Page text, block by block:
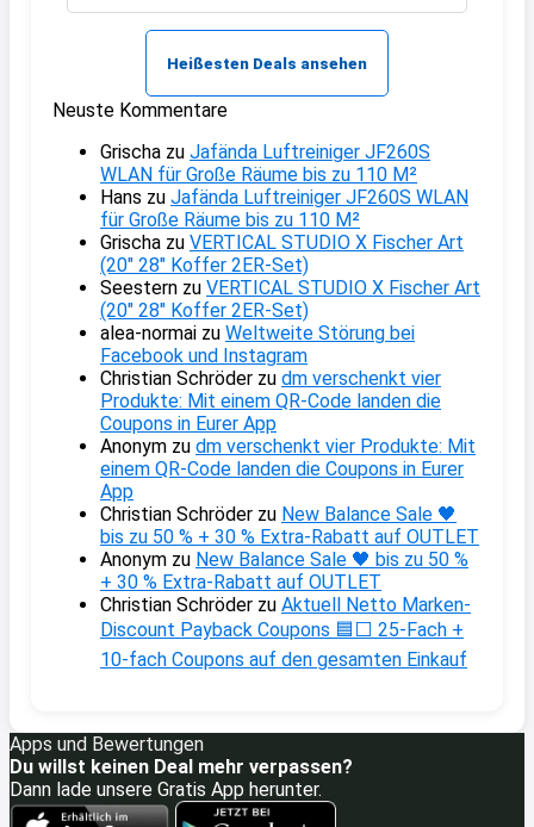
Heißesten Deals ansehen
Neuste Kommentare
Grischa zu Jafända Luftreiniger JF260S
WLAN für Große Räume bis zu 110 M²
Hans zu Jafända Luftreiniger JF260S WLAN
für Große Räume bis zu 110 M²
Grischa zu VERTICAL STUDIO X Fischer Art
(20″ 28″ Koffer 2ER-Set)
Seestern zu VERTICAL STUDIO X Fischer Art
(20″ 28″ Koffer 2ER-Set)
alea-normai zu Weltweite Störung bei
Facebook und Instagram
Christian Schröder zu dm verschenkt vier
Produkte: Mit einem QR-Code landen die
Coupons in Eurer App
Anonym zu dm verschenkt vier Produkte: Mit
einem QR-Code landen die Coupons in Eurer
App
Christian Schröder zu New Balance Sale 🖤
bis zu 50 % + 30 % Extra-Rabatt auf OUTLET
Anonym zu New Balance Sale 🖤 bis zu 50 %
+ 30 % Extra-Rabatt auf OUTLET
Christian Schröder zu Aktuell Netto Marken-
Discount Payback Coupons 🟦⬜ 25-Fach +
10-fach Coupons auf den gesamten Einkauf
Apps und Bewertungen
Du willst keinen Deal mehr verpassen?
Dann lade unsere Gratis App herunter.